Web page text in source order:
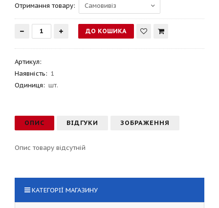
Отримання товару:
Артикул:
Наявність: 1
Одиниця: шт.
ОПИС ВІДГУКИ ЗОБРАЖЕННЯ
Опис товару відсутній
КАТЕГОРІЇ МАГАЗИНУ